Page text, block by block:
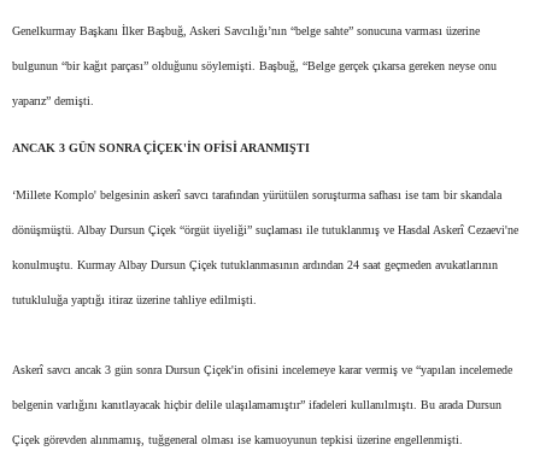
Genelkurmay Başkanı İlker Başbuğ, Askeri Savcılığı’nın “belge sahte” sonucuna varması üzerine
bulgunun “bir kağıt parçası” olduğunu söylemişti. Başbuğ, “Belge gerçek çıkarsa gereken neyse onu
yaparız” demişti.
ANCAK 3 GÜN SONRA ÇİÇEK'İN OFİSİ ARANMIŞTI
‘Millete Komplo' belgesinin askerî savcı tarafından yürütülen soruşturma safhası ise tam bir skandala
dönüşmüştü. Albay Dursun Çiçek “örgüt üyeliği” suçlaması ile tutuklanmış ve Hasdal Askerî Cezaevi'ne
konulmuştu. Kurmay Albay Dursun Çiçek tutuklanmasının ardından 24 saat geçmeden avukatlarının
tutukluluğa yaptığı itiraz üzerine tahliye edilmişti.
Askerî savcı ancak 3 gün sonra Dursun Çiçek'in ofisini incelemeye karar vermiş ve “yapılan incelemede
belgenin varlığını kanıtlayacak hiçbir delile ulaşılamamıştır” ifadeleri kullanılmıştı. Bu arada Dursun
Çiçek görevden alınmamış, tuğgeneral olması ise kamuoyunun tepkisi üzerine engellenmişti.